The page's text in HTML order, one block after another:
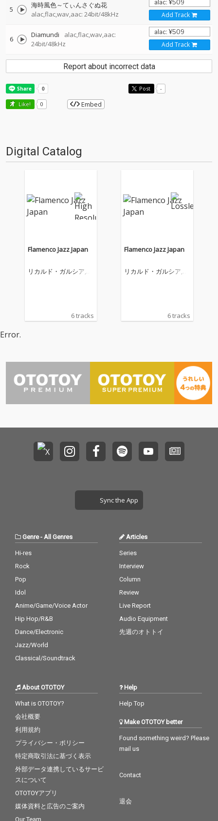
5
海時風色～てぃんさぐぬ花
alac,flac,wav,aac: 24bit/48kHz
Add Track
6 Diamundi
alac,flac,wav,aac:
24bit/48kHz
Add Track
Report about incorrect data
Post -
Like! 0 Embed
Digital Catalog
Flamenco Jazz Japan
リカルド・ガルシア,徳
6 tracks
Flamenco Jazz Japan
リカルド・ガルシア,徳
6 tracks
Error.
Sync the App
Genre- All Genres
Hi-res
Rock
Pop
Idol
Anime/Game/Voice Actor
Hip Hop/R&B
Dance/Electronic
Jazz/World
Classical/Soundtrack
Articles
Series
Interview
Column
Review
Live Report
Audio Equipment
先週のオトトイ
About OTOTOY
What is OTOTOY?
会社概要
利用規約
プライバシー・ポリシー
特定商取引法に基づく表示
外部データ連携しているサービ
スについて
OTOTOYアプリ
媒体資料と広告のご案内
Our Team
Help
Help Top
Make OTOTOY better
Found something weird? Please
mail us
Contact
退会